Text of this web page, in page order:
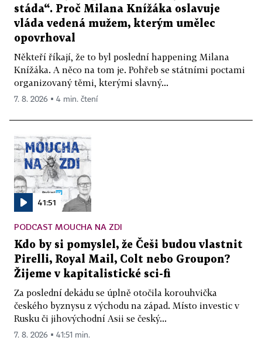
stáda“. Proč Milana Knížáka oslavuje
vláda vedená mužem, kterým umělec
opovrhoval
Někteří říkají, že to byl poslední happening Milana
Knížáka. A něco na tom je. Pohřeb se státními poctami
organizovaný těmi, kterými slavný...
7. 8. 2026 ▪ 4 min. čtení
41:51
PODCAST MOUCHA NA ZDI
Kdo by si pomyslel, že Češi budou vlastnit
Pirelli, Royal Mail, Colt nebo Groupon?
Žijeme v kapitalistické sci-fi
Za poslední dekádu se úplně otočila korouhvička
českého byznysu z východu na západ. Místo investic v
Rusku či jihovýchodní Asii se český...
7. 8. 2026 ▪ 41:51 min.